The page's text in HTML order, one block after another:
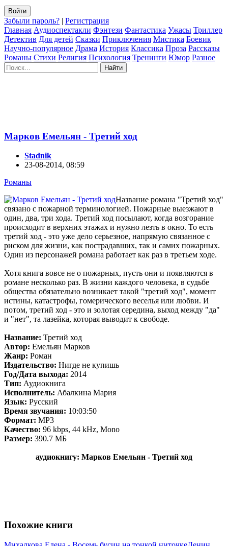
Войти
Забыли пароль? | Регистрация
Главная Аудиоспектакли Фэнтези Фантастика Ужасы Триллер
Детектив Для детей Сказки Приключения Мистика Боевик
Научно-популярное Драма История Классика Проза Рассказы
Романы Стихи Религия Психология Тренинги Юмор Разное
Найти
Марков Емельян - Третий ход
Stadnik
23-08-2014, 08:59
Романы
Название романа "Третий ход"
связано с пожарной терминологией. Пожарные выезжают в
один, два, три хода. Третий ход посылают, когда возгорание
происходит в верхних этажах и нужно лезть в окно. То есть
третий ход - это уже дело серьезное, напрямую связанное с
риском для жизни, как пострадавших, так и самих пожарных.
Один из персонажей романа работает как раз в третьем ходе.
Хотя книга вовсе не о пожарных, пусть они и появляются в
романе несколько раз. В жизни каждого человека, в судьбе
общества обязательно возникает такой "третий ход", момент
истины, катастрофы, гомерического веселья или любви. И
потом, третий ход - это и золотая середина, выход между "да"
и "нет", та лазейка, которая выводит к свободе.
Название: Третий ход
Автор: Емельян Марков
Жанр: Роман
Издательство: Нигде не купишь
Год/Дата выхода: 2014
Тип: Аудиокнига
Исполнитель: Абалкина Мария
Язык: Русский
Время звучания: 10:03:50
Формат: MP3
Качество: 96 kbps, 44 kHz, Mono
Размер: 390.7 МБ
аудиокнигу: Марков Емельян - Третий ход
Похожие книги